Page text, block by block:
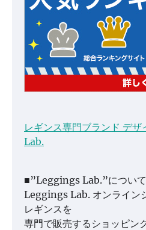
レギンス専門ブランド デ
Lab.
■”Leggings Lab.”について
Leggings Lab. オンライン
レギンスを
専門で販売するショッピン